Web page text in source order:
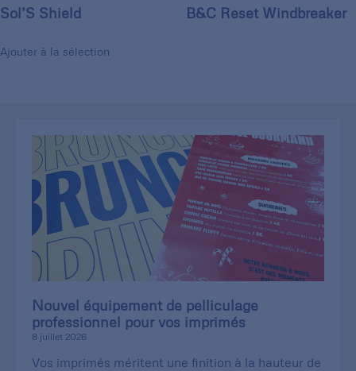
Sol’S Shield
Ajouter à la sélection
B&C Reset Windbreaker
Nouvel équipement de pelliculage
professionnel pour vos imprimés
8 juillet 2026
Vos imprimés méritent une finition à la hauteur de